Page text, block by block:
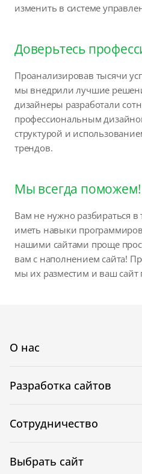
изменить в системе
Доверьтесь
Проанализировав тысячи
мы внедрили лучшие
дизайнеры разработали
профессиональным
структурой и
трендов.
Мы всегда поможем!
Вам не нужно разбираться в
иметь навыки
нашими сайтами проще
вам с наполнением сайта!
мы их разместим и ваш сайт
О нас
Разработка сайтов
Сотрудничество
Выбрать сайт